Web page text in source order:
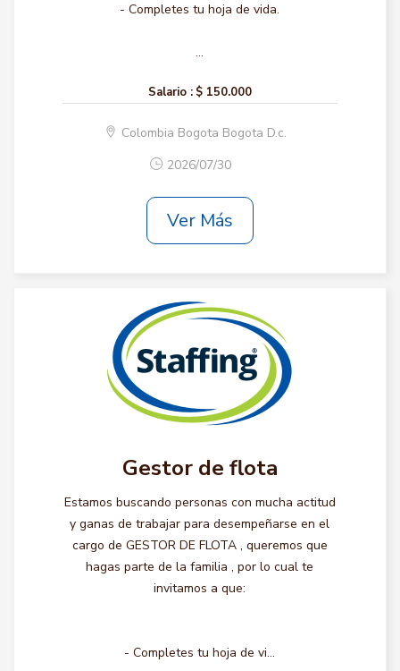
- Completes tu hoja de vida.
...
Salario : $ 150.000
Colombia Bogota Bogota D.c.
2026/07/30
Ver Más
Gestor de flota
Estamos buscando personas con mucha actitud
y ganas de trabajar para desempeñarse en el
cargo de GESTOR DE FLOTA , queremos que
hagas parte de la familia , por lo cual te
invitamos a que:
- Completes tu hoja de vi...